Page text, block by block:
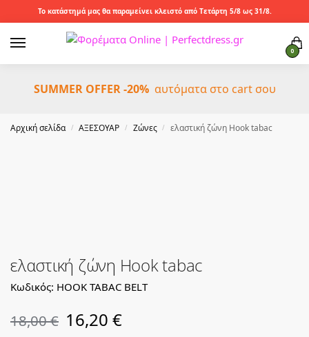
Το κατάστημά μας θα παραμείνει κλειστό από Τετάρτη 5/8 ως 31/8.
0
SUMMER OFFER -20%αυτόματα στο cart σου
Αρχική σελίδα / ΑΞΕΣΟΥΑΡ / Ζώνες / ελαστική ζώνη Hook tabac
ελαστική ζώνη Hook tabac
Κωδικός: HOOK TABAC BELT
18,00€ 16,20 €